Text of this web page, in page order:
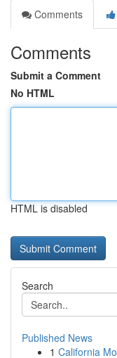
Comments
Comments
Submit a Comment
No HTML
HTML is disabled
Search
Published News
1 California